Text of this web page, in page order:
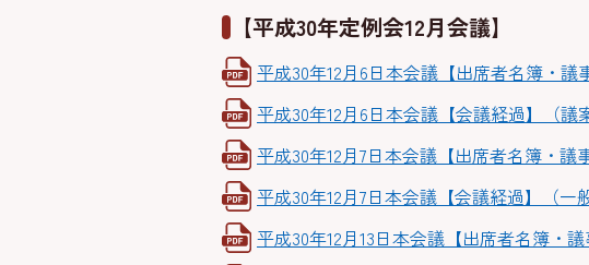
【平成30年定例会12月会議】
平成30年12月6日本会議【出席者名簿・議
平成30年12月6日本会議【会議経過】（
平成30年12月7日本会議【出席者名簿・議
平成30年12月7日本会議【会議経過】（一
平成30年12月13日本会議【出席者名簿・